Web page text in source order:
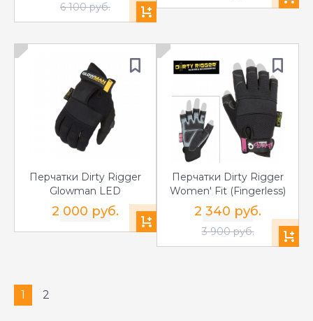
6 100 руб.
Перчатки Dirty Rigger
Glowman LED
2 000 руб.
Перчатки Dirty Rigger
Women' Fit (Fingerless)
2 340 руб.
3 900 руб.
1 2